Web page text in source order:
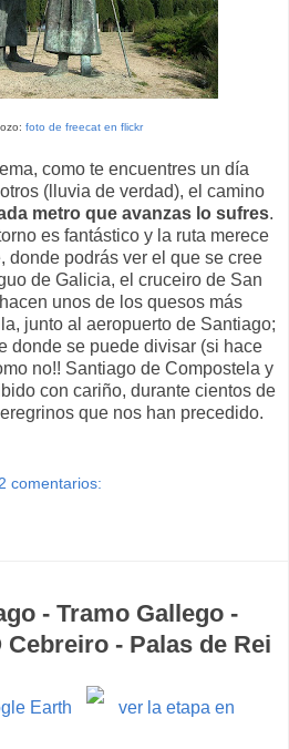
foto de freecat en flickr
como te encuentres un día
(lluvia de verdad), el camino
metro que avanzas lo sufres.
es fantástico y la ruta merece
donde podrás ver el que se cree
de Galicia, el cruceiro de San
unos de los quesos más
junto al aeropuerto de Santiago;
donde se puede divisar (si hace
no!! Santiago de Compostela y
con cariño, durante cientos de
que nos han precedido.
2 comentarios:
- Tramo Gallego -
- Palas de Rei
Earth
ver la etapa en